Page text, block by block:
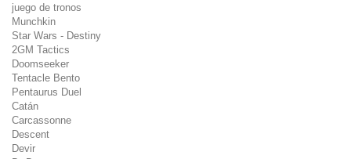
juego de tronos
Munchkin
Star Wars - Destiny
2GM Tactics
Doomseeker
Tentacle Bento
Pentaurus Duel
Catán
Carcassonne
Descent
Devir